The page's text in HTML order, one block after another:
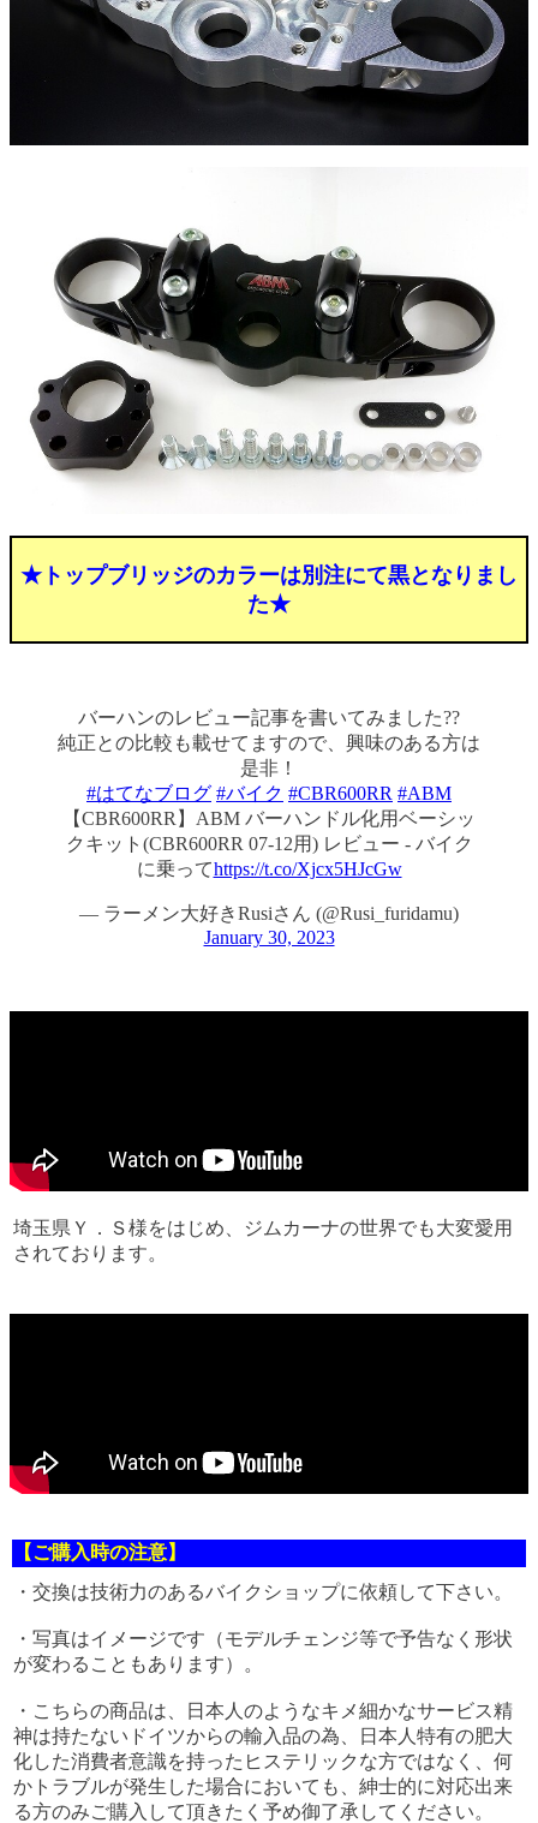
★トップブリッジのカラーは別注にて黒となりまし
た★
バーハンのレビュー記事を書いてみました??
純正との比較も載せてますので、興味のある方は
是非！
#はてなブログ #バイク #CBR600RR #ABM
【CBR600RR】ABM バーハンドル化用ベーシッ
クキット(CBR600RR 07-12用) レビュー - バイク
に乗ってhttps://t.co/Xjcx5HJcGw
— ラーメン大好きRusiさん (@Rusi_furidamu)
January 30, 2023
埼玉県Ｙ．Ｓ様をはじめ、ジムカーナの世界でも大変愛用
されております。
【ご購入時の注意】
・交換は技術力のあるバイクショップに依頼して下さい。
・写真はイメージです（モデルチェンジ等で予告なく形状
が変わることもあります）。
・こちらの商品は、日本人のようなキメ細かなサービス精
神は持たないドイツからの輸入品の為、日本人特有の肥大
化した消費者意識を持ったヒステリックな方ではなく、何
かトラブルが発生した場合においても、紳士的に対応出来
る方のみご購入して頂きたく予め御了承してください。